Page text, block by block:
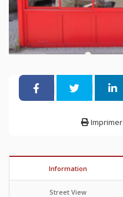
Imprimer
Information
Street View